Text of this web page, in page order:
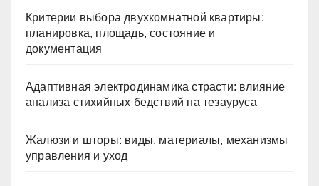
Критерии выбора двухкомнатной квартиры:
планировка, площадь, состояние и
документация
Адаптивная электродинамика страсти: влияние
анализа стихийных бедствий на тезауруса
Жалюзи и шторы: виды, материалы, механизмы
управления и уход